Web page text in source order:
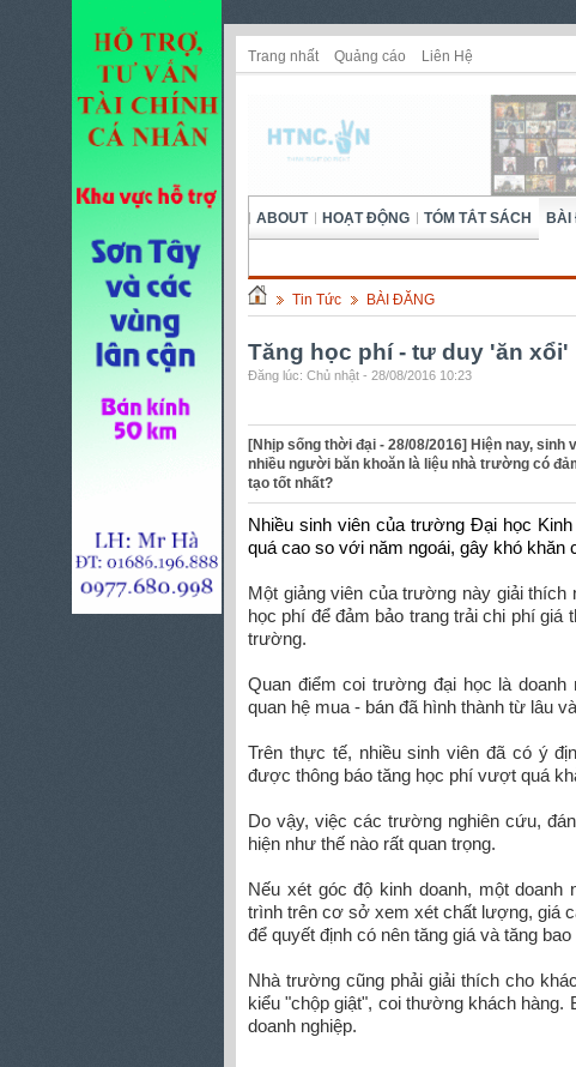
Trang nhất Quảng cáo Liên Hệ
ABOUT HOẠT ĐỘNG TÓM TẮT SÁCH BÀI
Tin Tức BÀI ĐĂNG
Tăng học phí - tư duy 'ăn xổi'
Đăng lúc: Chủ nhật - 28/08/2016 10:23
[Nhịp sống thời đại - 28/08/2016] Hiện nay,
nhiều người băn khoăn là liệu nhà trường có
tạo tốt nhất?
Nhiều sinh viên của trường Đại học
quá cao so với năm ngoái, gây khó khăn
Một giảng viên của trường này giải thích
học phí để đảm bảo trang trải chi phí
trường.
Quan điểm coi trường đại học là
quan hệ mua - bán đã hình thành từ lâu
Trên thực tế, nhiều sinh viên đã có ý
được thông báo tăng học phí vượt quá
Do vậy, việc các trường nghiên cứu,
hiện như thế nào rất quan trọng.
Nếu xét góc độ kinh doanh, một doanh
trình trên cơ sở xem xét chất lượng, giá
để quyết định có nên tăng giá và tăng bao
Nhà trường cũng phải giải thích cho
kiểu "chộp giật", coi thường khách hàng.
doanh nghiệp.